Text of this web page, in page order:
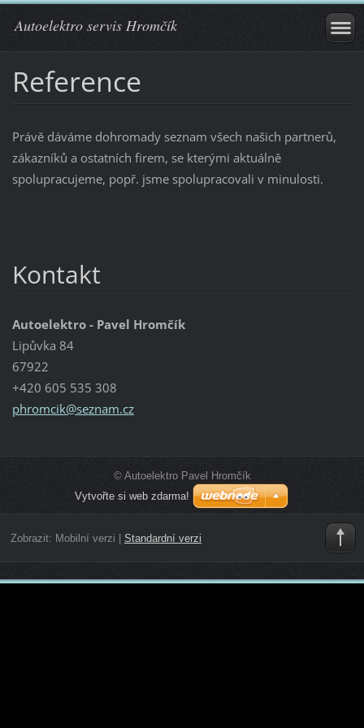
Autoelektro servis Hromčík
Reference
Právě dáváme dohromady seznam všech našich partnerů,
zákazníků a ostatních firem, se kterými aktuálně
spolupracujeme, popř. jsme spolupracovali v minulosti.
Kontakt
Autoelektro - Pavel Hromčík
Lipůvka 84
67922
+420 605 535 308
phromcik@seznam.cz
© Autoelektro Pavel Hromčík
Vytvořte si web zdarma!
Zobrazit: Mobilní verzi Standardní verzi